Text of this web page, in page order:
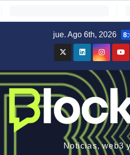
jue. Ago 6th, 2026
Noticias, web3